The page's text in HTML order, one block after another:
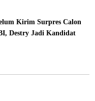
Kirim Surpres Calon
Destry Jadi Kandidat